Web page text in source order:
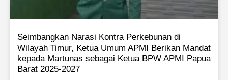
Seimbangkan Narasi Kontra Perkebunan di
Wilayah Timur, Ketua Umum APMI Berikan Mandat
kepada Martunas sebagai Ketua BPW APMI Papua
Barat 2025-2027